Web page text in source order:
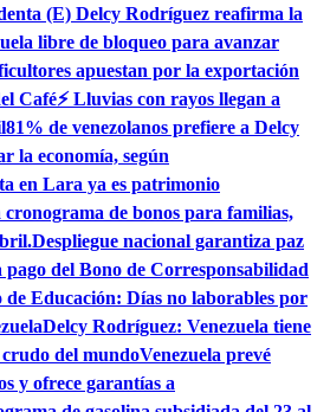
(E) Delcy Rodríguez reafirma la
libre de bloqueo para avanzar
apuestan por la exportación
Café⚡ Lluvias con rayos llegan a
81% de venezolanos prefiere a Delcy
la economía, según
en Lara ya es patrimonio
de bonos para familias,
Despliegue nacional garantiza paz
pago del Bono de Corresponsabilidad
Educación: Días no laborables por
Delcy Rodríguez: Venezuela tiene
crudo del mundoVenezuela prevé
y ofrece garantías a